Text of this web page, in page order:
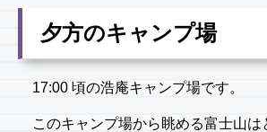
夕方のキャンプ場
17:00 頃の浩庵キャンプ場です。
このキャンプ場から眺める富士山は